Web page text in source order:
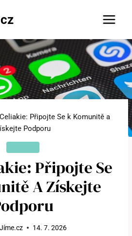
Připojte Se k Komunitě a
Podporu
Připojte Se
A Získejte
14. 7. 2026